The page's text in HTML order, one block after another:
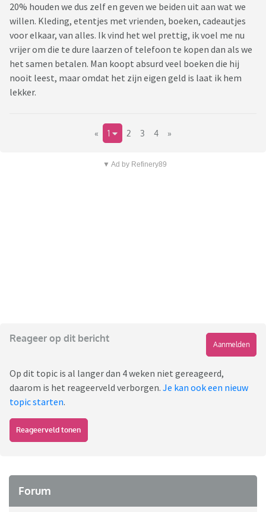
20% houden we dus zelf en geven we beiden uit aan wat we
willen. Kleding, etentjes met vrienden, boeken, cadeautjes
voor elkaar, van alles. Ik vind het wel prettig, ik voel me nu
vrijer om die te dure laarzen of telefoon te kopen dan als we
het samen betalen. Man koopt absurd veel boeken die hij
nooit leest, maar omdat het zijn eigen geld is laat ik hem
lekker.
« 1 2 3 4 »
▼ Ad by Refinery89
Reageer op dit bericht
Aanmelden
Op dit topic is al langer dan 4 weken niet gereageerd,
daarom is het reageerveld verborgen. Je kan ook een nieuw
topic starten.
Reageerveld tonen
Forum